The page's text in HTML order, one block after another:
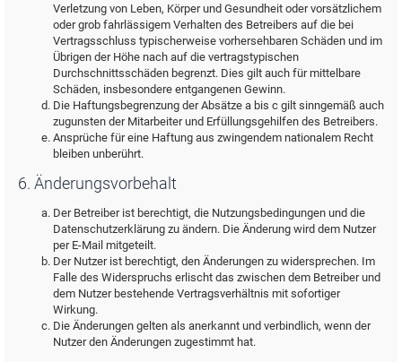
Verletzung von Leben, Körper und Gesundheit oder vorsätzlichem
oder grob fahrlässigem Verhalten des Betreibers auf die bei
Vertragsschluss typischerweise vorhersehbaren Schäden und im
Übrigen der Höhe nach auf die vertragstypischen
Durchschnittsschäden begrenzt. Dies gilt auch für mittelbare
Schäden, insbesondere entgangenen Gewinn.
Die Haftungsbegrenzung der Absätze a bis c gilt sinngemäß auch
zugunsten der Mitarbeiter und Erfüllungsgehilfen des Betreibers.
Ansprüche für eine Haftung aus zwingendem nationalem Recht
bleiben unberührt.
6. Änderungsvorbehalt
Der Betreiber ist berechtigt, die Nutzungsbedingungen und die
Datenschutzerklärung zu ändern. Die Änderung wird dem Nutzer
per E-Mail mitgeteilt.
Der Nutzer ist berechtigt, den Änderungen zu widersprechen. Im
Falle des Widerspruchs erlischt das zwischen dem Betreiber und
dem Nutzer bestehende Vertragsverhältnis mit sofortiger
Wirkung.
Die Änderungen gelten als anerkannt und verbindlich, wenn der
Nutzer den Änderungen zugestimmt hat.